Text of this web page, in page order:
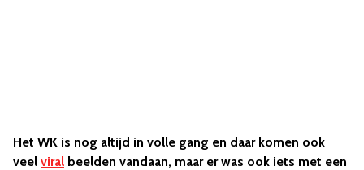
Het WK is nog altijd in volle gang en daar komen ook
veel viral beelden vandaan, maar er was ook iets met een